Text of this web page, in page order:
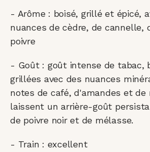
- Arôme : boisé, grillé et épicé,
nuances de cèdre, de cannelle,
poivre
- Goût : goût intense de tabac,
grillées avec des nuances
notes de café, d'amandes et de
laissent un arrière-goût
de poivre noir et de mélasse.
- Train : excellent